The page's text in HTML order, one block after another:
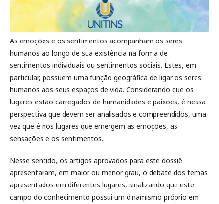
As emoções e os sentimentos acompanham os seres
humanos ao longo de sua existência na forma de
sentimentos individuais ou sentimentos sociais. Estes, em
particular, possuem uma função geográfica de ligar os seres
humanos aos seus espaços de vida. Considerando que os
lugares estão carregados de humanidades e paixões, é nessa
perspectiva que devem ser analisados e compreendidos, uma
vez que é nos lugares que emergem as emoções, as
sensações e os sentimentos.
Nesse sentido, os artigos aprovados para este dossiê
apresentaram, em maior ou menor grau, o debate dos temas
apresentados em diferentes lugares, sinalizando que este
campo do conhecimento possui um dinamismo próprio em